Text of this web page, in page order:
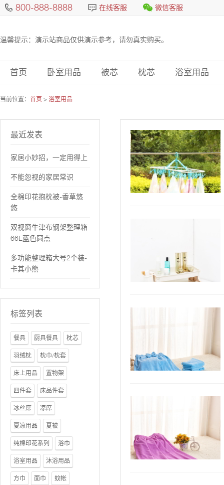
800-888-8888 在线客服 微信客服
温馨提示：演示站商品仅供演示参考，请勿真实购买。
首页 卧室用品 被芯 枕芯 浴室用品
当前位置： 首页 > 浴室用品
最近发表
家居小妙招，一定用得上
不能忽视的家居常识
全棉印花抱枕被-香草悠
悠
双视窗牛津布钢架整理箱
66L蓝色圆点
多功能整理箱大号2个装-
卡其小熊
标签列表
餐具 厨具餐具 枕芯
羽绒枕 枕巾/枕套
床上用品 置物架
四件套 床品件套
冰丝席 凉席
夏凉用品 夏被
纯棉印花系列 浴巾
浴室用品 沐浴用品
方巾 面巾 蚊帐